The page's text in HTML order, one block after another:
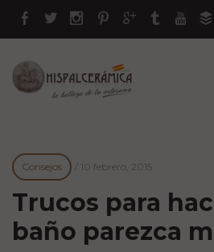
Consejos / 10 febrero, 2015
Trucos para
baño parezca